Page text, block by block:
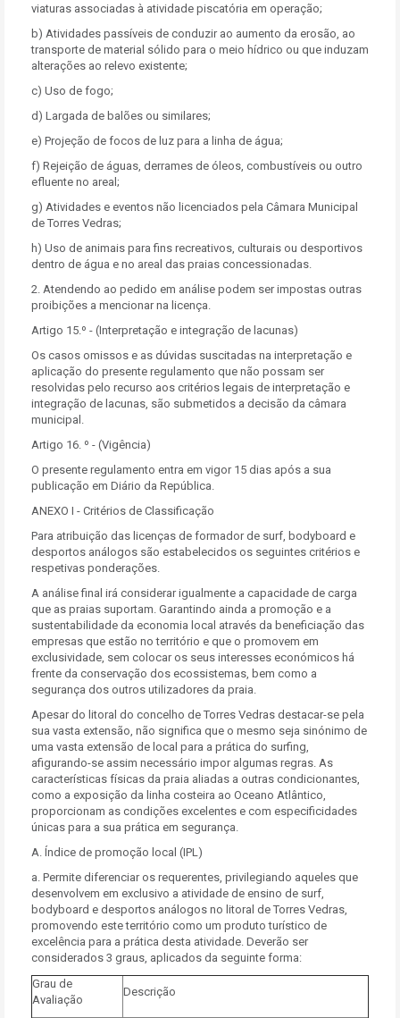
viaturas associadas à atividade piscatória em operação;
b) Atividades passíveis de conduzir ao aumento da erosão, ao
transporte de material sólido para o meio hídrico ou que induzam
alterações ao relevo existente;
c) Uso de fogo;
d) Largada de balões ou similares;
e) Projeção de focos de luz para a linha de água;
f) Rejeição de águas, derrames de óleos, combustíveis ou outro
efluente no areal;
g) Atividades e eventos não licenciados pela Câmara Municipal
de Torres Vedras;
h) Uso de animais para fins recreativos, culturais ou desportivos
dentro de água e no areal das praias concessionadas.
2. Atendendo ao pedido em análise podem ser impostas outras
proibições a mencionar na licença.
Artigo 15.º - (Interpretação e integração de lacunas)
Os casos omissos e as dúvidas suscitadas na interpretação e
aplicação do presente regulamento que não possam ser
resolvidas pelo recurso aos critérios legais de interpretação e
integração de lacunas, são submetidos a decisão da câmara
municipal.
Artigo 16. º - (Vigência)
O presente regulamento entra em vigor 15 dias após a sua
publicação em Diário da República.
ANEXO I - Critérios de Classificação
Para atribuição das licenças de formador de surf, bodyboard e
desportos análogos são estabelecidos os seguintes critérios e
respetivas ponderações.
A análise final irá considerar igualmente a capacidade de carga
que as praias suportam. Garantindo ainda a promoção e a
sustentabilidade da economia local através da beneficiação das
empresas que estão no território e que o promovem em
exclusividade, sem colocar os seus interesses económicos há
frente da conservação dos ecossistemas, bem como a
segurança dos outros utilizadores da praia.
Apesar do litoral do concelho de Torres Vedras destacar-se pela
sua vasta extensão, não significa que o mesmo seja sinónimo de
uma vasta extensão de local para a prática do surfing,
afigurando-se assim necessário impor algumas regras. As
características físicas da praia aliadas a outras condicionantes,
como a exposição da linha costeira ao Oceano Atlântico,
proporcionam as condições excelentes e com especificidades
únicas para a sua prática em segurança.
A. Índice de promoção local (IPL)
a. Permite diferenciar os requerentes, privilegiando aqueles que
desenvolvem em exclusivo a atividade de ensino de surf,
bodyboard e desportos análogos no litoral de Torres Vedras,
promovendo este território como um produto turístico de
excelência para a prática desta atividade. Deverão ser
considerados 3 graus, aplicados da seguinte forma:
Grau de
Avaliação
Descrição